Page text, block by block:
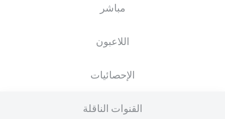
مباشر
اللاعبون
الإحصائيات
القنوات الناقلة